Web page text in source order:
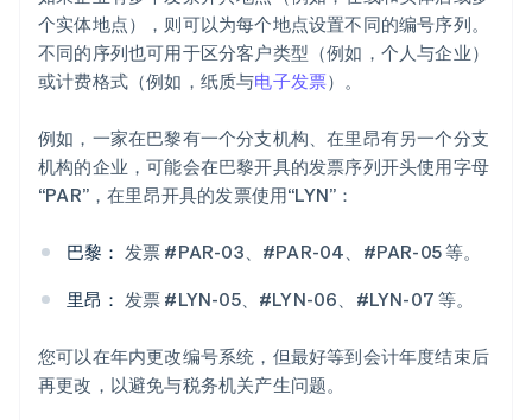
个实体地点），则可以为每个地点设置不同的编号序列。
不同的序列也可用于区分客户类型（例如，个人与企业）
或计费格式（例如，纸质与电子发票）。
例如，一家在巴黎有一个分支机构、在里昂有另一个分支
机构的企业，可能会在巴黎开具的发票序列开头使用字母
“PAR”，在里昂开具的发票使用“LYN”：
巴黎： 发票 #PAR-03、#PAR-04、#PAR-05 等。
里昂： 发票 #LYN-05、#LYN-06、#LYN-07 等。
您可以在年内更改编号系统，但最好等到会计年度结束后
再更改，以避免与税务机关产生问题。